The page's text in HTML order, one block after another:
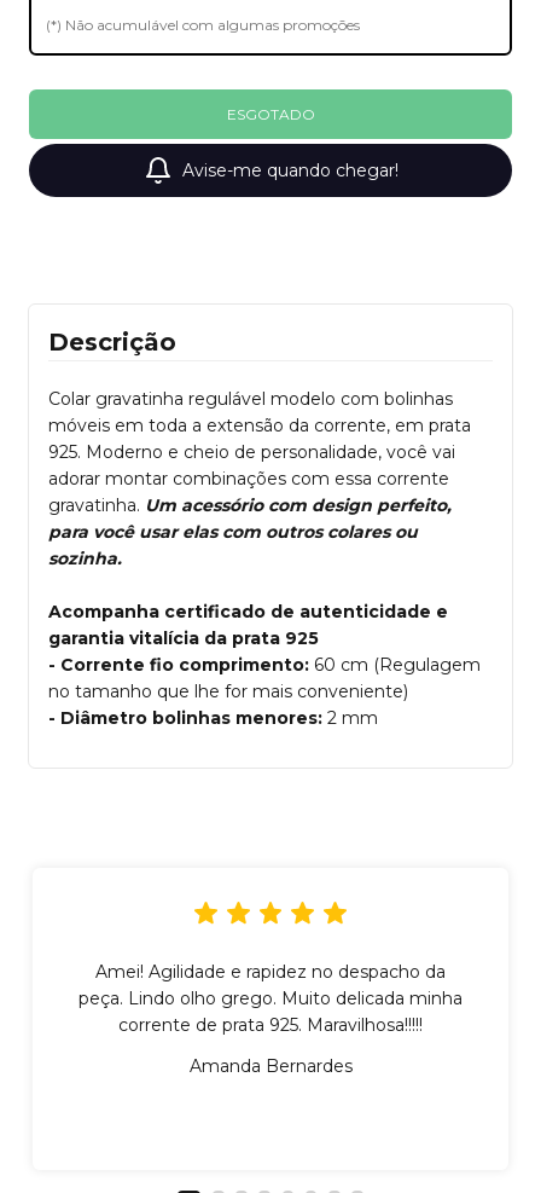
(*) Não acumulável com algumas promoções
Avise-me quando chegar!
Descrição
Colar gravatinha regulável modelo com bolinhas
móveis em toda a extensão da corrente, em prata
925. Moderno e cheio de personalidade, você vai
adorar montar combinações com essa corrente
gravatinha. Um acessório com design perfeito,
para você usar elas com outros colares ou
sozinha.
Acompanha certificado de autenticidade e
garantia vitalícia da prata 925
- Corrente fio comprimento: 60 cm (Regulagem
no tamanho que lhe for mais conveniente)
- Diâmetro bolinhas menores: 2 mm
Amei! Agilidade e rapidez no despacho da
peça. Lindo olho grego. Muito delicada minha
corrente de prata 925. Maravilhosa!!!!!
Amanda Bernardes